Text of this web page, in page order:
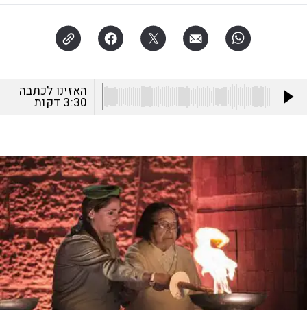
האזינו לכתבה
3:30 דקות